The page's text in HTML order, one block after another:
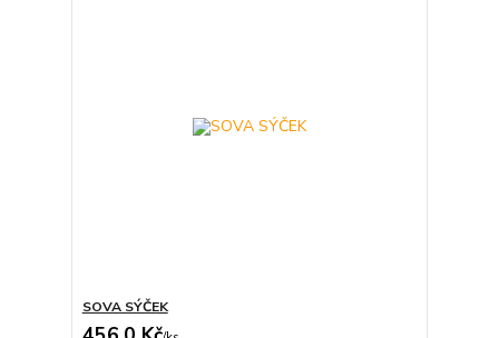
SOVA SÝČEK